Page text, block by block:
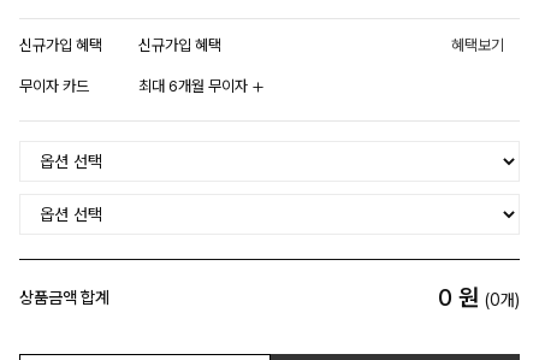
신규가입 혜택 신규가입 혜택 혜택보기
무이자 카드 최대 6개월 무이자
상품금액 합계 0 원 (0개)